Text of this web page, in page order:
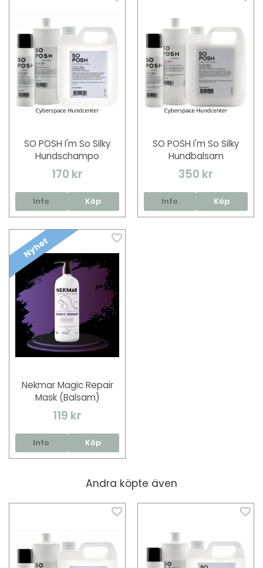
SO POSH I'm So Silky
Hundschampo
170 kr
Info Köp
SO POSH I'm So Silky
Hundbalsam
350 kr
Info Köp
Nyhet
Nekmar Magic Repair
Mask (Balsam)
119 kr
Info Köp
Andra köpte även